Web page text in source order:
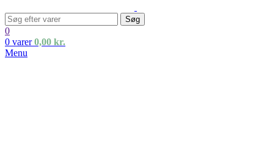
Søg
0
0 varer 0,00 kr.
Menu